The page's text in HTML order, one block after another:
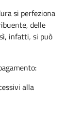
si perfeziona
delle
infatti, si può
alla